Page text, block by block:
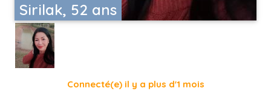
Sirilak, 52 ans
Connecté(e) il y a plus d'1 mois